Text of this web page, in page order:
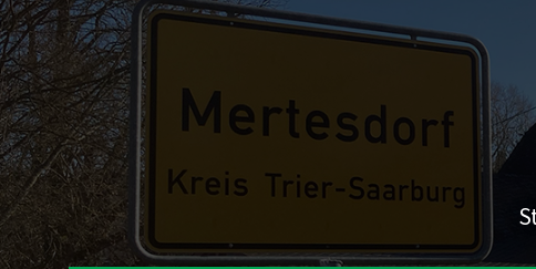
Skip
to
content
Skip
to
main
navigation
Skip
to
footer